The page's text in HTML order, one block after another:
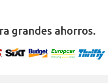
grandes ahorros.